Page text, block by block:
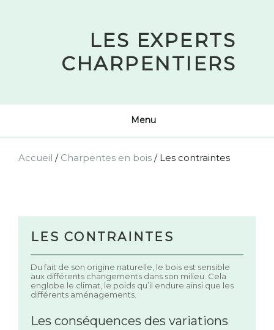
LES EXPERTS
CHARPENTIERS
Menu
Accueil / Charpentes en bois / Les contraintes
LES CONTRAINTES
Du fait de son origine naturelle, le bois est sensible
aux différents changements dans son milieu. Cela
englobe le climat, le poids qu’il endure ainsi que les
différents aménagements.
Les conséquences des variations